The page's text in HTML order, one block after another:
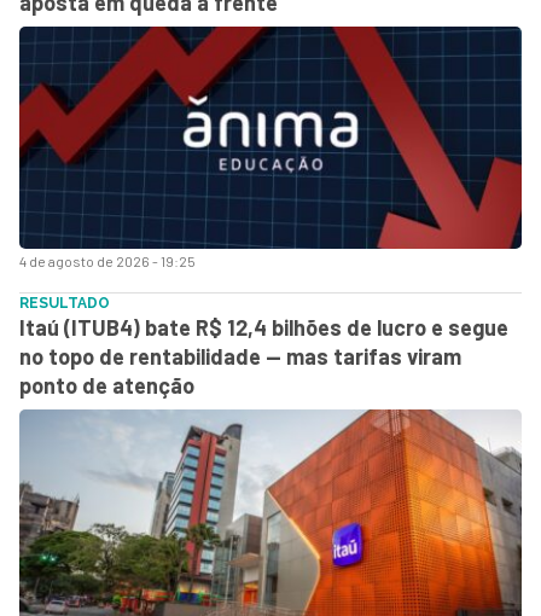
4 de agosto de 2026 - 19:25
RESULTADO
Itaú (ITUB4) bate R$ 12,4 bilhões de lucro e segue
no topo de rentabilidade — mas tarifas viram
ponto de atenção